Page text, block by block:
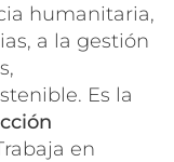
humanitaria,
a la gestión
Es la
en